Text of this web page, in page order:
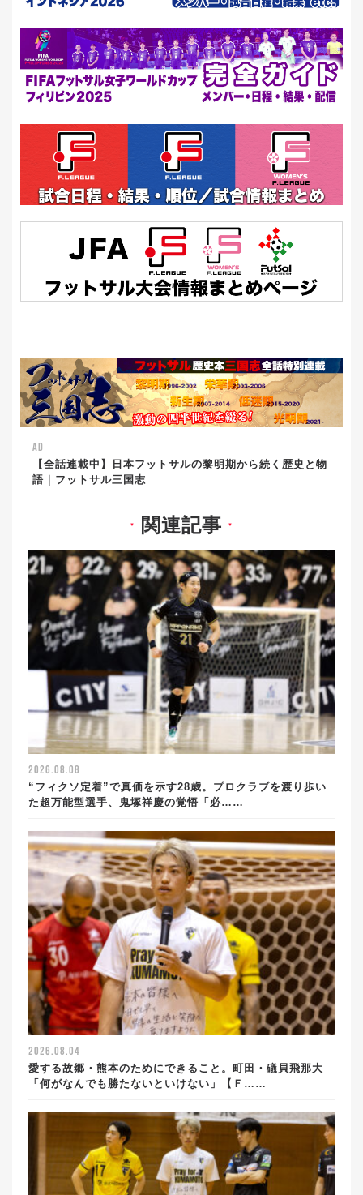
AD
【全話連載中】日本フットサルの黎明期から続く歴史と物
語｜フットサル三国志
▼ 関連記事 ▼
2026.08.08
“フィクソ定着”で真価を示す28歳。プロクラブを渡り歩い
た超万能型選手、鬼塚祥慶の覚悟「必……
2026.08.04
愛する故郷・熊本のためにできること。町田・礒貝飛那大
「何がなんでも勝たないといけない」【Ｆ……